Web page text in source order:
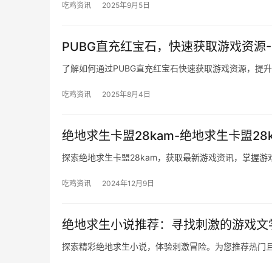
吃鸡资讯 2025年9月5日
PUBG直充红宝石，快速获取游戏资
了解如何通过PUBG直充红宝石快速获取游戏资源，提
吃鸡资讯 2025年8月4日
绝地求生卡盟28kam-绝地求生卡盟
探索绝地求生卡盟28kam，获取最新游戏资讯，掌握游
吃鸡资讯 2024年12月9日
绝地求生小说推荐：寻找刺激的游戏
探索精彩绝地求生小说，体验刺激冒险。为您推荐热门